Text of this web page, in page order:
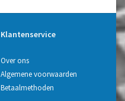
Klantenservice
Over ons
Algemene voorwaarden
Betaalmethoden